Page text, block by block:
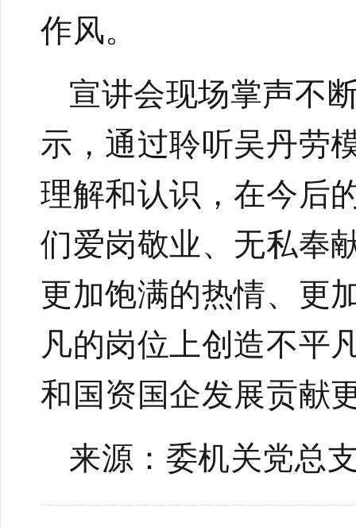
作风。
宣讲会现场掌声不
示，通过聆听吴丹劳
理解和认识，在今后
们爱岗敬业、无私奉
更加饱满的热情、更
凡的岗位上创造不平
和 国资国企发展贡献
来源：委机关党总